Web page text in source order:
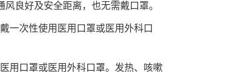
良好及安全距离，也无需戴口罩。
次性使用医用口罩或医用外科口
用口罩或医用外科口罩。发热、咳嗽